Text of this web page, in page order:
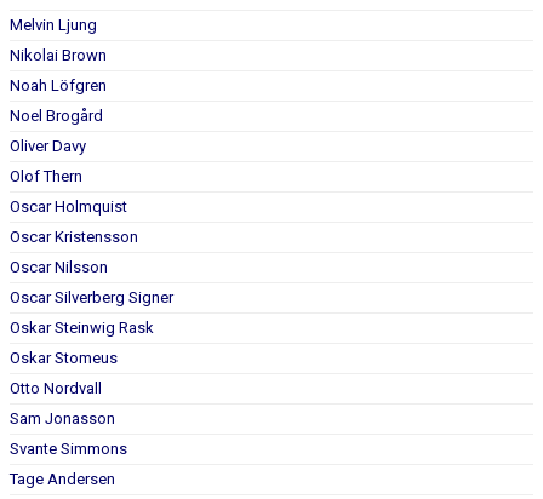
Melvin Ljung
Nikolai Brown
Noah Löfgren
Noel Brogård
Oliver Davy
Olof Thern
Oscar Holmquist
Oscar Kristensson
Oscar Nilsson
Oscar Silverberg Signer
Oskar Steinwig Rask
Oskar Stomeus
Otto Nordvall
Sam Jonasson
Svante Simmons
Tage Andersen